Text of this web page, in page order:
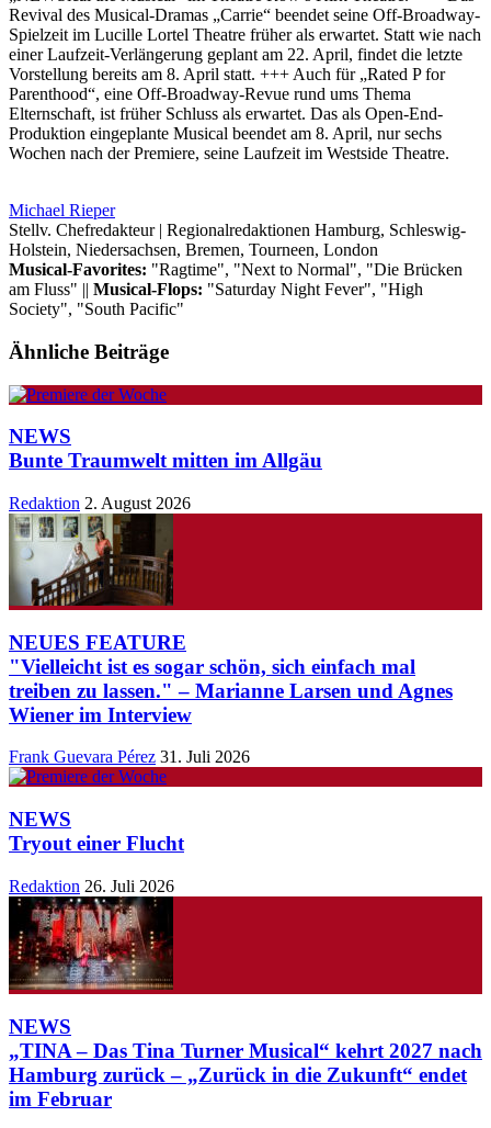
Revival des Musical-Dramas „Carrie“ beendet seine Off-Broadway-
Spielzeit im Lucille Lortel Theatre früher als erwartet. Statt wie nach
einer Laufzeit-Verlängerung geplant am 22. April, findet die letzte
Vorstellung bereits am 8. April statt. +++ Auch für „Rated P for
Parenthood“, eine Off-Broadway-Revue rund ums Thema
Elternschaft, ist früher Schluss als erwartet. Das als Open-End-
Produktion eingeplante Musical beendet am 8. April, nur sechs
Wochen nach der Premiere, seine Laufzeit im Westside Theatre.
Michael Rieper
Stellv. Chefredakteur | Regionalredaktionen Hamburg, Schleswig-
Holstein, Niedersachsen, Bremen, Tourneen, London
Musical-Favorites: "Ragtime", "Next to Normal", "Die Brücken
am Fluss" || Musical-Flops: "Saturday Night Fever", "High
Society", "South Pacific"
Ähnliche Beiträge
NEWS
Bunte Traumwelt mitten im Allgäu
Redaktion 2. August 2026
NEUES FEATURE
"Vielleicht ist es sogar schön, sich einfach mal
treiben zu lassen." – Marianne Larsen und Agnes
Wiener im Interview
Frank Guevara Pérez 31. Juli 2026
NEWS
Tryout einer Flucht
Redaktion 26. Juli 2026
NEWS
„TINA – Das Tina Turner Musical“ kehrt 2027 nach
Hamburg zurück – „Zurück in die Zukunft“ endet
im Februar